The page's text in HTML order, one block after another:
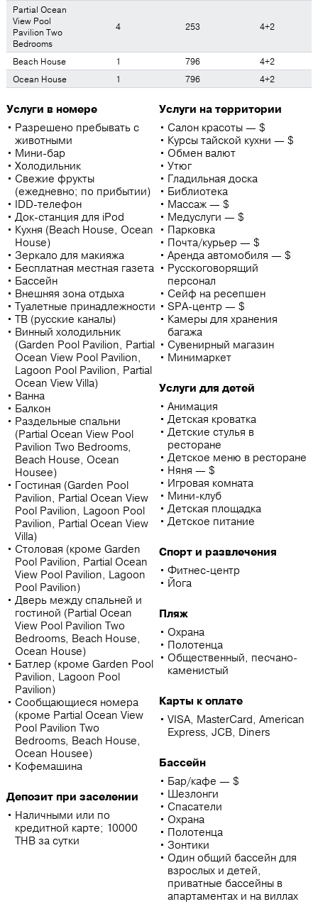
Partial Ocean
View Pool
Pavilion Two
Bedrooms
4 253 4+2
Beach House 1 796
4+2
Ocean House
1 796 4+2
Услуги в номере
Разрешено пребывать с
животными
Мини-бар
Холодильник
Свежие фрукты
(ежедневно; по прибытии)
IDD-телефон
Док-станция для iPod
Кухня (Beach House, Ocean
House)
Зеркало для макияжа
Бесплатная местная газета
Бассейн
Внешняя зона отдыха
Туалетные принадлежности
ТВ (русские каналы)
Винный холодильник
(Garden Pool Pavilion, Partial
Ocean View Pool Pavilion,
Lagoon Pool Pavilion, Partial
Ocean View Villa)
Ванна
Балкон
Раздельные спальни
(Partial Ocean View Pool
Pavilion Two Bedrooms,
Beach House, Ocean
Housee)
Гостиная (Garden Pool
Pavilion, Partial Ocean View
Pool Pavilion, Lagoon Pool
Pavilion, Partial Ocean View
Villa)
Столовая (кроме Garden
Pool Pavilion, Partial Ocean
View Pool Pavilion, Lagoon
Pool Pavilion)
Дверь между спальней и
гостиной (Partial Ocean
View Pool Pavilion Two
Bedrooms, Beach House,
Ocean House)
Батлер (кроме Garden Pool
Pavilion, Lagoon Pool
Pavilion)
Сообщающиеся номера
(кроме Partial Ocean View
Pool Pavilion Two
Bedrooms, Beach House,
Ocean Housee)
Кофемашина
Услуги на территории
Салон красоты — $
Курсы тайской кухни — $
Обмен валют
Утюг
Гладильная доска
Библиотека
Массаж — $
Медуслуги — $
Парковка
Почта/курьер — $
Аренда автомобиля — $
Русскоговорящий
персонал
Сейф на ресепшен
SPA-центр — $
Камеры для хранения
багажа
Сувенирный магазин
Минимаркет
Услуги для детей
Анимация
Детская кроватка
Детские стулья в
ресторане
Детское меню в ресторане
Няня — $
Игровая комната
Мини-клуб
Детская площадка
Детское питание
Спорт и развлечения
Фитнес-центр
Йога
Пляж
Охрана
Полотенца
Общественный, песчано-
каменистый
Карты к оплате
VISA, MasterCard, American
Express, JCB, Diners
Бассейн
Бар/кафе — $
Шезлонги
Спасатели
Охрана
Полотенца
Зонтики
Один общий бассейн для
взрослых и детей,
приватные бассейны в
апартаментах и на виллах
Депозит при заселении
Наличными или по
кредитной карте; 10000
THB за сутки